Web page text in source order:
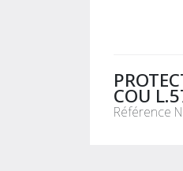
COU
Référence